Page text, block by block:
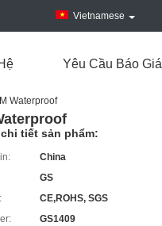
Vietnamese
Yêu Cầu Báo Giá
Waterproof
tiết sản phẩm:
China
GS
CE,ROHS, SGS
GS1409